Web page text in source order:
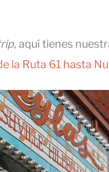
, aquí tienes
la Ruta 61 hasta